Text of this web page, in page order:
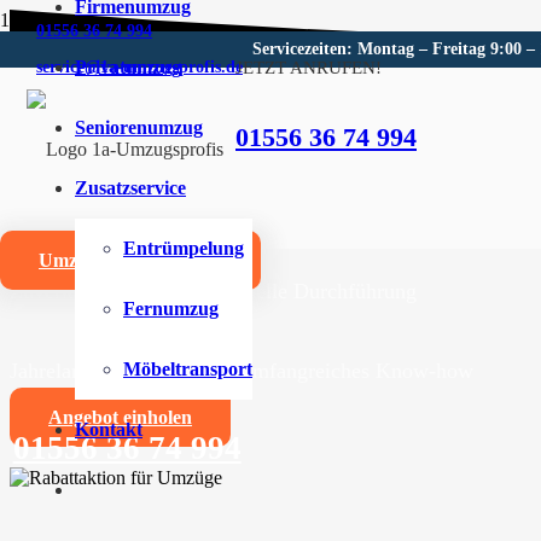
01556 36 74 994
service@1a-umzugsprofis.de
Servicezeiten: Montag – Freitag 9:00 –
JETZT ANRUFEN!
01556 36 74 994
Firmenumzug
Privatumzug
Seniorenumzug
Zusatzservice
Entrümpelung
Fernumzug
Möbeltransport
Kontakt
Umzugskostenrechner
Umzugsunternehmen für
Wir sind Ihr kompetentes Umzugsunternehmen für
Zuverlässige und professionelle Durchführung
Jahrelange Erfahrung und umfangreiches Know-how
Angebot einholen
01556 36 74 994